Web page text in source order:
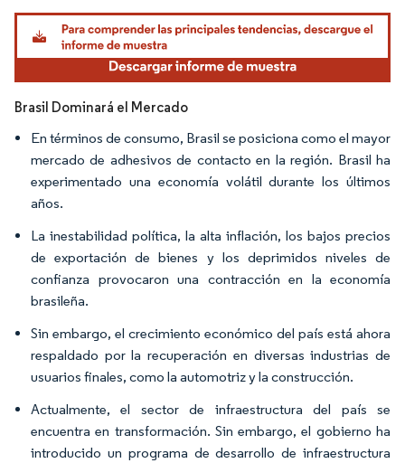
Imagen © Mordor Intelligence. El uso requiere atribución según CC BY 4.0.
Brasil Dominará el Mercado
En términos de consumo, Brasil se posiciona como el mayor
mercado de adhesivos de contacto en la región. Brasil ha
experimentado una economía volátil durante los últimos
años.
La inestabilidad política, la alta inflación, los bajos precios
de exportación de bienes y los deprimidos niveles de
confianza provocaron una contracción en la economía
brasileña.
Sin embargo, el crecimiento económico del país está ahora
respaldado por la recuperación en diversas industrias de
usuarios finales, como la automotriz y la construcción.
Actualmente, el sector de infraestructura del país se
encuentra en transformación. Sin embargo, el gobierno ha
introducido un programa de desarrollo de infraestructura